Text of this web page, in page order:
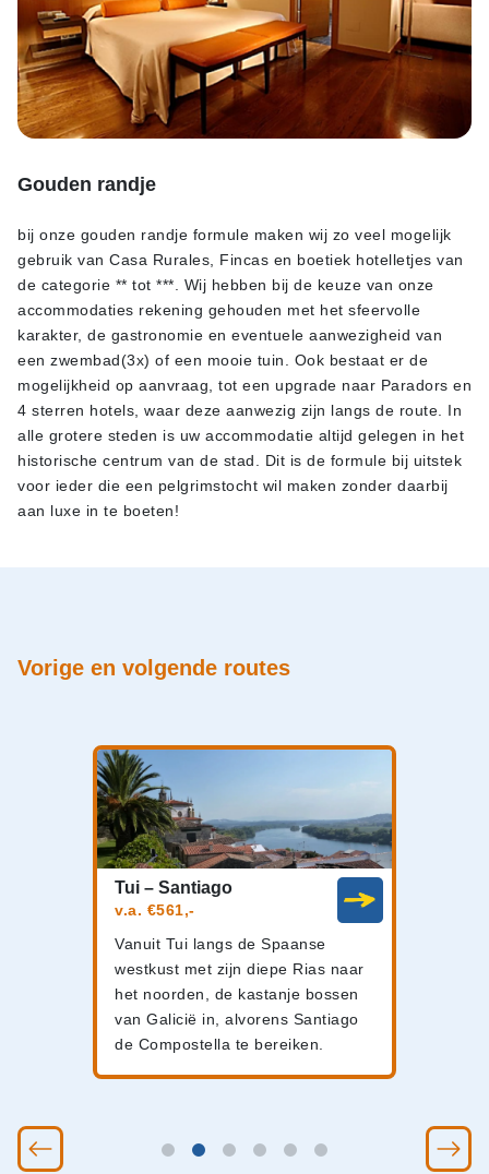
Gouden randje
bij onze gouden randje formule maken wij zo veel mogelijk
gebruik van Casa Rurales, Fincas en boetiek hotelletjes van
de categorie ** tot ***. Wij hebben bij de keuze van onze
accommodaties rekening gehouden met het sfeervolle
karakter, de gastronomie en eventuele aanwezigheid van
een zwembad(3x) of een mooie tuin. Ook bestaat er de
mogelijkheid op aanvraag, tot een upgrade naar Paradors en
4 sterren hotels, waar deze aanwezig zijn langs de route. In
alle grotere steden is uw accommodatie altijd gelegen in het
historische centrum van de stad. Dit is de formule bij uitstek
voor ieder die een pelgrimstocht wil maken zonder daarbij
aan luxe in te boeten!
Vorige en volgende routes
Tui – Santiago
v.a. €561,-
Vanuit Tui langs de Spaanse
westkust met zijn diepe Rias naar
het noorden, de kastanje bossen
van Galicië in, alvorens Santiago
de Compostella te bereiken.